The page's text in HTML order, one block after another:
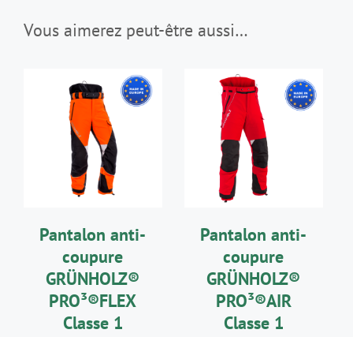
Vous aimerez peut-être aussi…
CHOIX DES
OPTIONSCE
PRODUIT
A
PLUSIEURS
OPTIONS
ÊTRE
CHOISIES
SUR
LA
PAGE
DÉTAILS
Pantalon anti-
coupure
GRÜNHOLZ®
PRO³®FLEX
Classe 1
CHOIX DES
OPTIONS
OPTIONS
ÊTRE
CHOISIES
SUR
LA
PAGE
DÉTAILS
Pantalon anti-
coupure
GRÜNHOLZ®
PRO³®AIR
Classe 1